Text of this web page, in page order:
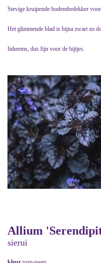
Stevige kruipende bodembedekker
Het glimmende blad is bijna zwart zo
Inheems, dus fijn voor de bijtjes.
Allium
sierui